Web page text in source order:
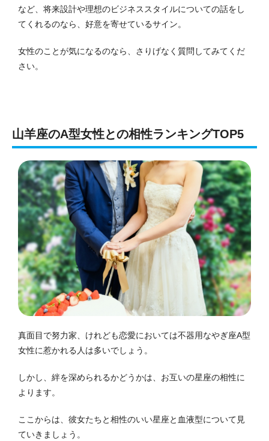
など、将来設計や理想のビジネススタイルについての話をし
てくれるのなら、好意を寄せているサイン。
女性のことが気になるのなら、さりげなく質問してみてくだ
さい。
山羊座のA型女性との相性ランキングTOP5
真面目で努力家、けれども恋愛においては不器用なやぎ座A型
女性に惹かれる人は多いでしょう。
しかし、絆を深められるかどうかは、お互いの星座の相性に
よります。
ここからは、彼女たちと相性のいい星座と血液型について見
ていきましょう。